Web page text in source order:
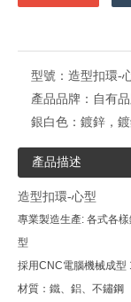
型號： 造型扣環-
產品品牌： 自有
銀白色： 鍍鋅，
產品描述
造型扣環-心型
專業製造生產: 各式各
型
採用CNC電腦機械成型
材質：鐵、鋁、不鏽鋼